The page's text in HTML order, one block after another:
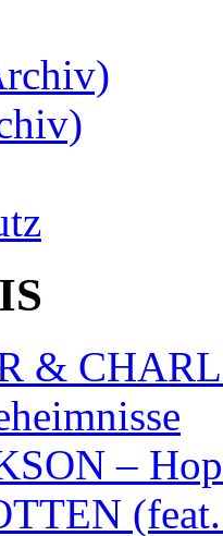
&
–